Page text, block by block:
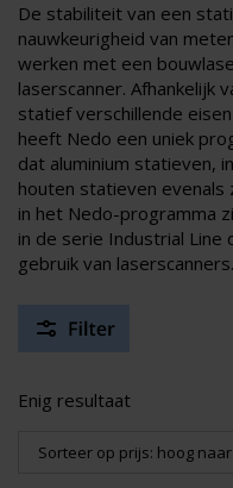
De stabiliteit van een
nauwkeurigheid van
werken met een
laserscanner. Afhankelijk
statief verschillende
heeft Nedo een uniek
dat aluminium statieven,
houten statieven evenals
in het Nedo-programma
in de serie Industrial
gebruik van laserscanners.
Enig resultaat